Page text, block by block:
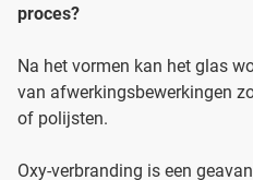
proces?
Na het vormen kan het glas
van afwerkingsbewerkingen
of polijsten.
Oxy-verbranding is een